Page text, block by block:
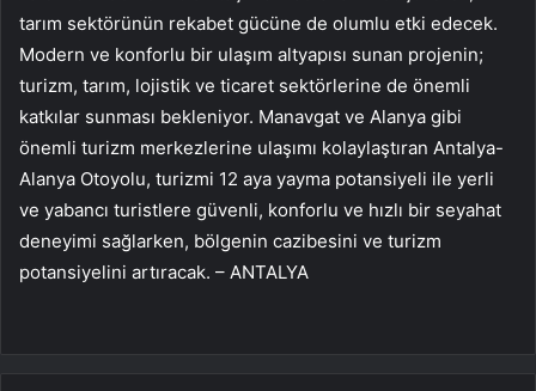
tarım sektörünün rekabet gücüne de olumlu etki edecek.
Modern ve konforlu bir ulaşım altyapısı sunan projenin;
turizm, tarım, lojistik ve ticaret sektörlerine de önemli
katkılar sunması bekleniyor. Manavgat ve Alanya gibi
önemli turizm merkezlerine ulaşımı kolaylaştıran Antalya-
Alanya Otoyolu, turizmi 12 aya yayma potansiyeli ile yerli
ve yabancı turistlere güvenli, konforlu ve hızlı bir seyahat
deneyimi sağlarken, bölgenin cazibesini ve turizm
potansiyelini artıracak. – ANTALYA